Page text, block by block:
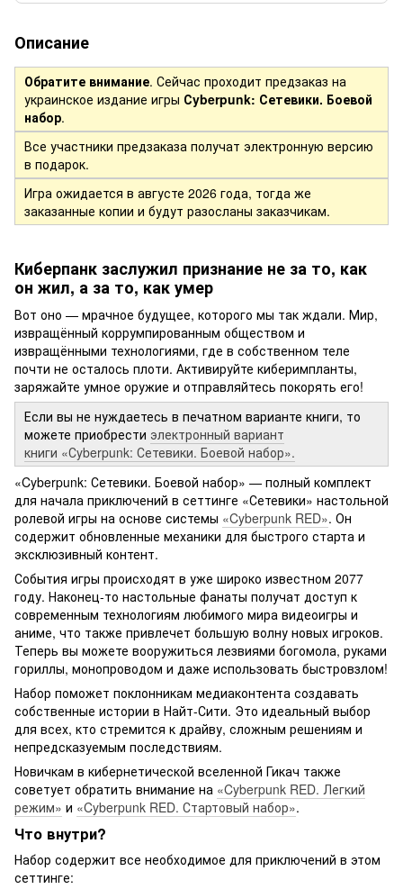
Описание
Обратите внимание. Сейчас проходит предзаказ на
украинское издание игры Сyberpunk: Сетевики. Боевой
набор.
Все участники предзаказа получат электронную версию
в подарок.
Игра ожидается в августе 2026 года, тогда же
заказанные копии и будут разосланы заказчикам.
Киберпанк заслужил признание не за то, как
он жил, а за то, как умер
Вот оно — мрачное будущее, которого мы так ждали. Мир,
извращённый коррумпированным обществом и
извращёнными технологиями, где в собственном теле
почти не осталось плоти. Активируйте киберимпланты,
заряжайте умное оружие и отправляйтесь покорять его!
Если вы не нуждаетесь в печатном варианте книги, то
можете приобрести электронный вариант
книги «Сyberpunk: Сетевики. Боевой набор».
«Cyberpunk: Сетевики. Боевой набор» — полный комплект
для начала приключений в сеттинге «Сетевики» настольной
ролевой игры на основе системы «Cyberpunk RED». Он
содержит обновленные механики для быстрого старта и
эксклюзивный контент.
События игры происходят в уже широко известном 2077
году. Наконец-то настольные фанаты получат доступ к
современным технологиям любимого мира видеоигры и
аниме, что также привлечет большую волну новых игроков.
Теперь вы можете вооружиться лезвиями богомола, руками
гориллы, монопроводом и даже использовать быстровзлом!
Набор поможет поклонникам медиаконтента создавать
собственные истории в Найт-Сити. Это идеальный выбор
для всех, кто стремится к драйву, сложным решениям и
непредсказуемым последствиям.
Новичкам в кибернетической вселенной Гикач также
советует обратить внимание на «Cyberpunk RED. Легкий
режим» и «Cyberpunk RED. Стартовый набор».
Что внутри?
Набор содержит все необходимое для приключений в этом
сеттинге: